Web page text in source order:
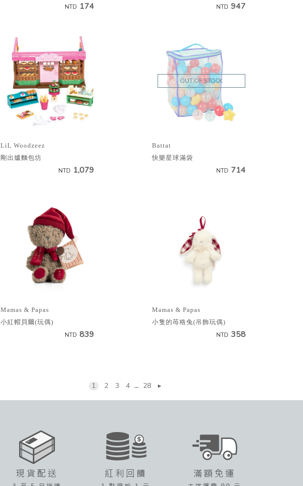
NTD 174 NTD 947
LiL Woodzeez
剛出爐麵包坊
NTD 1,079
OUT OF STOCK
Battat
快樂星球滿袋
NTD 714
Mamas & Papas
小紅帽貝爾(玩偶)
NTD 839
Mamas & Papas
小隻的苺格兔(吊飾玩偶)
NTD 358
1 2 3 4 ... 28 ▸